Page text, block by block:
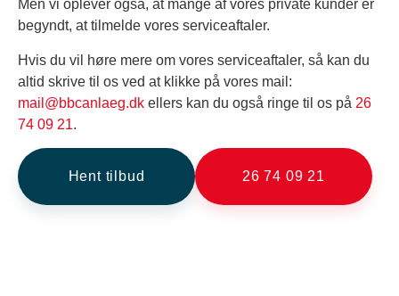
Men vi oplever også, at mange af vores private kunder er
begyndt, at tilmelde vores serviceaftaler.
Hvis du vil høre mere om vores serviceaftaler, så kan du
altid skrive til os ved at klikke på vores mail:
mail@bbcanlaeg.dk ellers kan du også ringe til os på 26
74 09 21.
Hent tilbud 26 74 09 21